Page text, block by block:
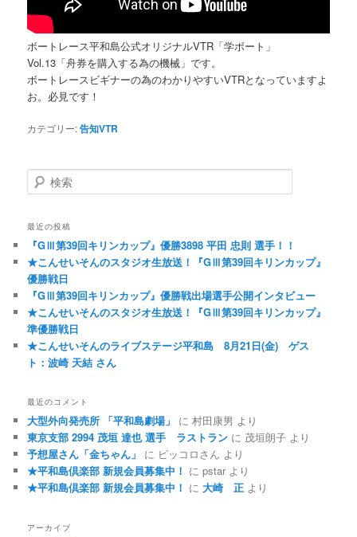
ボートレース平和島公式オリジナルVTR「学ボート」
Vol.13「舟券を購入する為の機械」です。
ボートレースビギナーの為のわかりやすいVTRとなっていますよ
お。必見です！
カテゴリー:告知VTR
検索
最近の投稿
『GⅢ第39回キリンカップ』優勝3898 平田 忠則 選手！！
★こんせいそんのスタジオ生放送！『GⅢ第39回キリンカップ』
優勝戦日
『GⅢ第39回キリンカップ』優勝戦出場選手公開インタビュー
★こんせいそんのスタジオ生放送！『GⅢ第39回キリンカップ』
準優勝戦日
★こんせいそんのライブステージ平和島 8月21日(金) ゲス
ト：波崎 天結 さん
最近のコメント
大型外向発売所 「平和島劇場」 に村田康男 より
東京支部 2994 茂垣 達也 選手 ラストラン に 茂垣朗子 より
予想屋さん「金ちゃん」
に ピッコロさん より
★平和島倶楽部 新規会員募集中！ にpstar より
★平和島倶楽部 新規会員募集中！ に大崎 正 より
アーカイブ